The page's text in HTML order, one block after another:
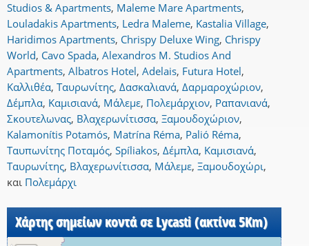
Studios & Apartments, Maleme Mare Apartments,
Louladakis Apartments, Ledra Maleme, Kastalia Village,
Haridimos Apartments, Chrispy Deluxe Wing, Chrispy
World, Cavo Spada, Alexandros M. Studios And
Apartments, Albatros Hotel, Adelais, Futura Hotel,
Καλλιθέα, Ταυρωνίτης, Δασκαλιανά, Δαρμαροχώριον,
Δέμπλα, Καμισιανά, Μάλεμε, Πολεμάρχιον, Ραπανιανά,
Σκουτελωνας, Βλαχερωνίτισσα, Ξαμουδοχώριον,
Kalamonítis Potamós, Matrína Réma, Palió Réma,
Ταυπωνίτης Ποταμός, Spíliakos, Δέμπλα, Καμισιανά,
Ταυρωνίτης, Βλαχερωνίτισσα, Μάλεμε, Ξαμουδοχώρι,
και Πολεμάρχι
Χάρτης σημείων κοντά σε Lycasti (ακτίνα 5Km)